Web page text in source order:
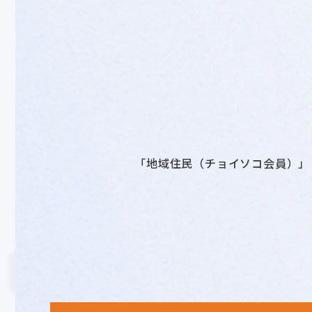
「地域住民（チョイソコ会員）